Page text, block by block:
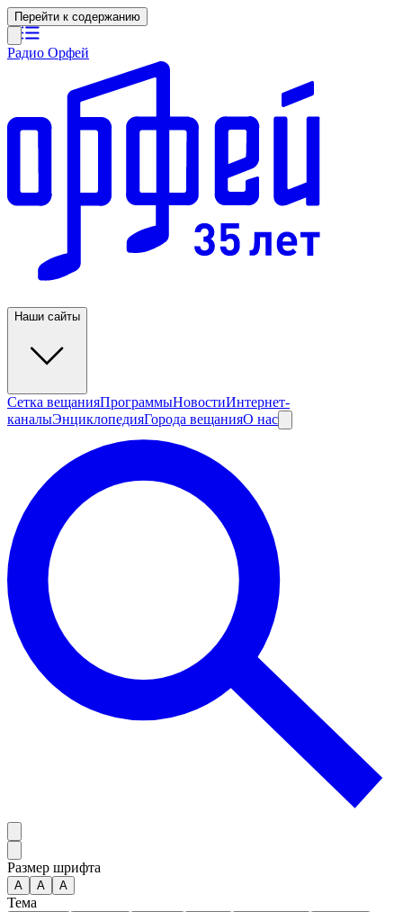
Перейти к содержанию
Радио Орфей
Наши сайты
Сетка вещанияПрограммыНовостиИнтернет-
каналыЭнциклопедияГорода вещанияО нас
Размер шрифта
А A A
Тема